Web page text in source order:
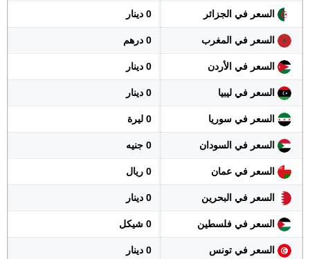
السعر في الجزائر 0 دينار
السعر في المغرب 0 درهم
السعر في الأردن 0 دينار
السعر في ليبيا 0 دينار
السعر في سوريا 0 ليرة
السعر في السودان 0 جنيه
السعر في عمان 0 ريال
السعر في البحرين 0 دينار
السعر في فلسطين 0 شيكل
السعر في تونس 0 دينار